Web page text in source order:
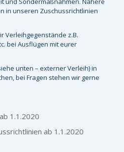
in unseren Zuschussrichtlinien
Verleihgegenstände z.B.
bei Ausflügen mit eurer
unten – externer Verleih) in
bei Fragen stehen wir gerne
1.1.2020
ab 1.1.2020